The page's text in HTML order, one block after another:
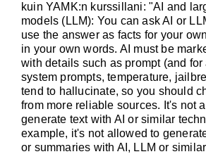
kuin YAMK:n kurssillani: "AI and
models (LLM): You can ask AI or
use the answer as facts for your
in your own words. AI must be
with details such as prompt (and
system prompts, temperature,
tend to hallucinate, so you should
from more reliable sources. It's not
generate text with AI or similar
example, it's not allowed to
or summaries with AI, LLM or